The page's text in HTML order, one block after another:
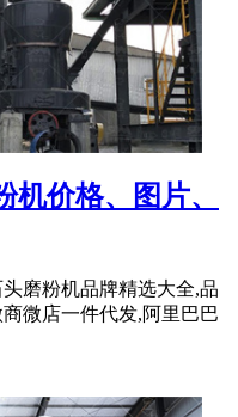
价格、图片、
磨粉机品牌精选大全,品
微店一件代发,阿里巴巴